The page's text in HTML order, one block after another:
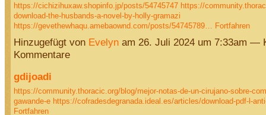
https://cichizihuxaw.shopinfo.jp/posts/54745747 https://
download-the-husbands-a-novel-by-holly-gramazi
https://gevethewhaqu.amebaownd.com/posts/54745789…
Fortfahren
Hinzugefügt von Evelynam 26. Juli 2024 um 7:33am —
Kommentare
gdijoadi
https://community.thoracic.org/blog/mejor-notas-de-un-cirujano-sobre-
gawande-e https://cofradesdegranada.ideal.es/articles/download-pdf-l-
Fortfahren